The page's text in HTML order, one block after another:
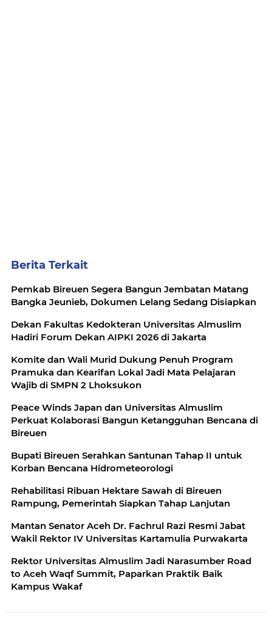
Berita Terkait
Pemkab Bireuen Segera Bangun Jembatan Matang
Bangka Jeunieb, Dokumen Lelang Sedang Disiapkan
Dekan Fakultas Kedokteran Universitas Almuslim
Hadiri Forum Dekan AIPKI 2026 di Jakarta
Komite dan Wali Murid Dukung Penuh Program
Pramuka dan Kearifan Lokal Jadi Mata Pelajaran
Wajib di SMPN 2 Lhoksukon
Peace Winds Japan dan Universitas Almuslim
Perkuat Kolaborasi Bangun Ketangguhan Bencana di
Bireuen
Bupati Bireuen Serahkan Santunan Tahap II untuk
Korban Bencana Hidrometeorologi
Rehabilitasi Ribuan Hektare Sawah di Bireuen
Rampung, Pemerintah Siapkan Tahap Lanjutan
Mantan Senator Aceh Dr. Fachrul Razi Resmi Jabat
Wakil Rektor IV Universitas Kartamulia Purwakarta
Rektor Universitas Almuslim Jadi Narasumber Road
to Aceh Waqf Summit, Paparkan Praktik Baik
Kampus Wakaf